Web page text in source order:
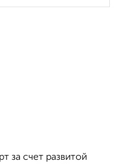
за счет развитой